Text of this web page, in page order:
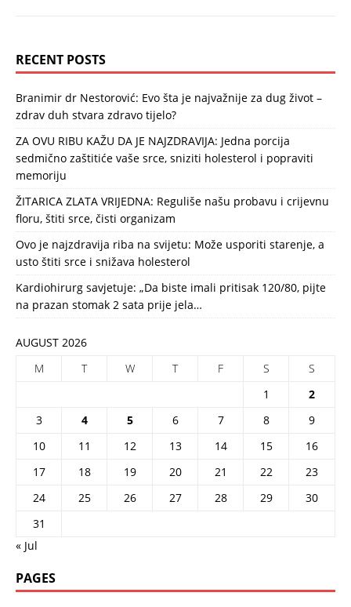
RECENT POSTS
Branimir dr Nestorović: Evo šta je najvažnije za dug život –
zdrav duh stvara zdravo tijelo?
ZA OVU RIBU KAŽU DA JE NAJZDRAVIJA: Jedna porcija
sedmično zaštitiće vaše srce, sniziti holesterol i popraviti
memoriju
ŽITARICA ZLATA VRIJEDNA: Reguliše našu probavu i crijevnu
floru, štiti srce, čisti organizam
Ovo je najzdravija riba na svijetu: Može usporiti starenje, a
usto štiti srce i snižava holesterol
Kardiohirurg savjetuje: „Da biste imali pritisak 120/80, pijte
na prazan stomak 2 sata prije jela…
AUGUST 2026
M
T W T F S
S
1
2
3
4 5 6 7 8
9
10
11 12 13 14 15
16
17
18 19 20 21 22
23
24
25 26 27 28 29
30
31
« Jul
PAGES